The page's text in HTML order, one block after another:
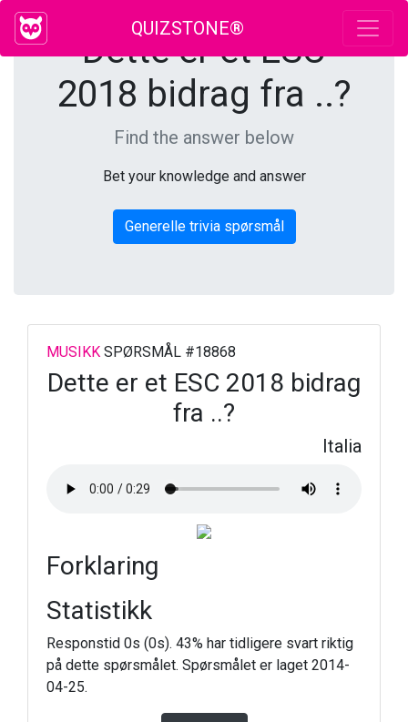
QUIZSTONE®
Dette er et ESC
2018 bidrag fra ..?
Find the answer below
Bet your knowledge and answer
Generelle trivia spørsmål
MUSIKK SPØRSMÅL #18868
Dette er et ESC 2018 bidrag
fra ..?
Italia
Forklaring
Statistikk
Responstid 0s (0s). 43% har tidligere svart riktig
på dette spørsmålet. Spørsmålet er laget 2014-
04-25.